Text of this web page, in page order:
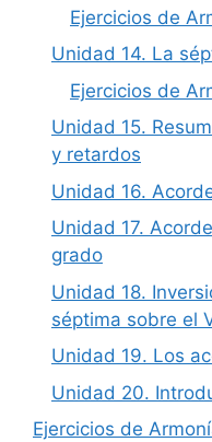
Ejercicios de
Unidad 14. La
Ejercicios de
Unidad 15.
y retardos
Unidad 16.
Unidad 17.
grado
Unidad 18.
séptima sobre el
Unidad 19. Los
Unidad 20.
Ejercicios de